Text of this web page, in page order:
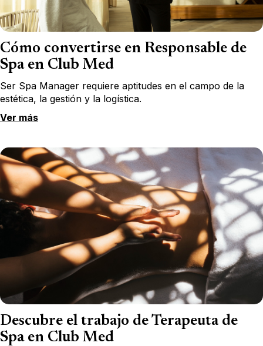
Cómo convertirse en Responsable de
Spa en Club Med
Ser Spa Manager requiere aptitudes en el campo de la
estética, la gestión y la logística.
Ver más
Descubre el trabajo de Terapeuta de
Spa en Club Med